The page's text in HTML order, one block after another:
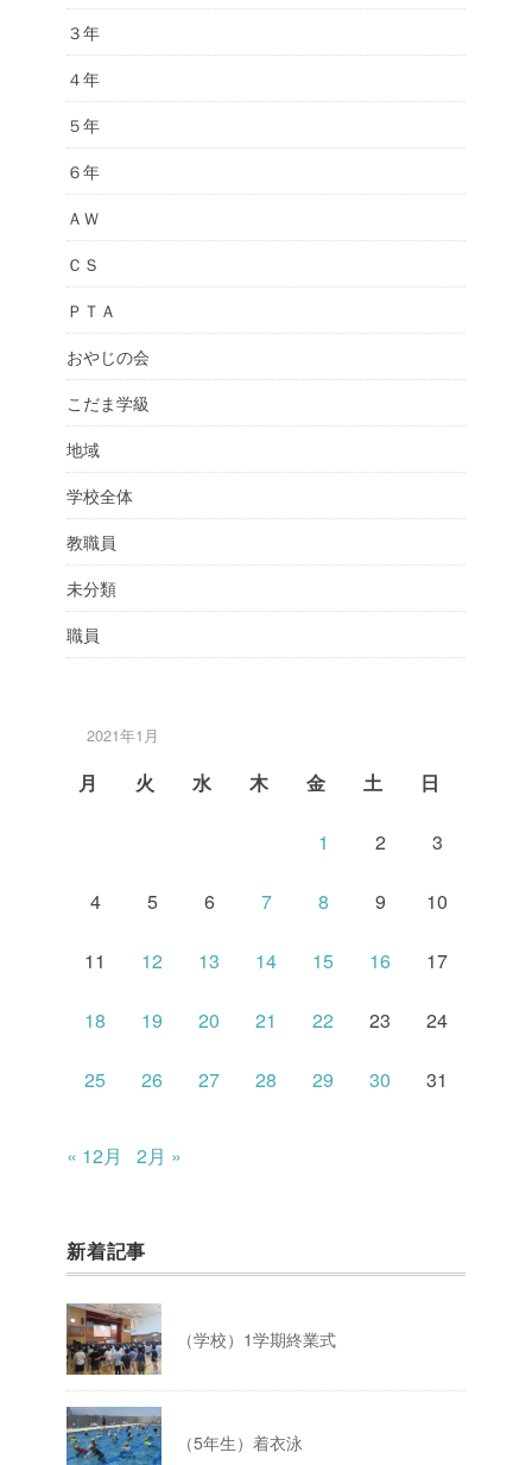
３年
４年
５年
６年
ＡＷ
ＣＳ
ＰＴＡ
おやじの会
こだま学級
地域
学校全体
教職員
未分類
職員
2021年1月
月 火 水 木 金 土 日
1 2 3
4 5 6 7 8 9 10
11 12 13 14 15 16 17
18 19 20 21 22 23 24
25 26 27 28 29 30 31
« 12月 2月 »
新着記事
（学校）1学期終業式
（5年生）着衣泳